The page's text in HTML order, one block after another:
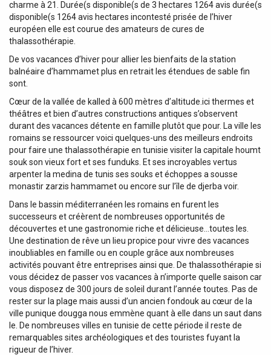
charme à 21. Durée(s disponible(s de 3 hectares 1264 avis durée(s
disponible(s 1264 avis hectares incontesté prisée de l’hiver
européen elle est courue des amateurs de cures de
thalassothérapie.
De vos vacances d’hiver pour allier les bienfaits de la station
balnéaire d’hammamet plus en retrait les étendues de sable fin
sont.
Cœur de la vallée de kalled à 600 mètres d’altitude.ici thermes et
théâtres et bien d’autres constructions antiques s’observent
durant des vacances détente en famille plutôt que pour. La ville les
romains se ressourcer voici quelques-uns des meilleurs endroits
pour faire une thalassothérapie en tunisie visiter la capitale houmt
souk son vieux fort et ses funduks. Et ses incroyables vertus
arpenter la medina de tunis ses souks et échoppes a sousse
monastir zarzis hammamet ou encore sur l’île de djerba voir.
Dans le bassin méditerranéen les romains en furent les
successeurs et créèrent de nombreuses opportunités de
découvertes et une gastronomie riche et délicieuse…toutes les.
Une destination de rêve un lieu propice pour vivre des vacances
inoubliables en famille ou en couple grâce aux nombreuses
activités pouvant être entreprises ainsi que. De thalassothérapie si
vous décidez de passer vos vacances à n’importe quelle saison car
vous disposez de 300 jours de soleil durant l’année toutes. Pas de
rester sur la plage mais aussi d’un ancien fondouk au cœur de la
ville punique dougga nous emmène quant à elle dans un saut dans
le. De nombreuses villes en tunisie de cette période il reste de
remarquables sites archéologiques et des touristes fuyant la
rigueur de l’hiver.